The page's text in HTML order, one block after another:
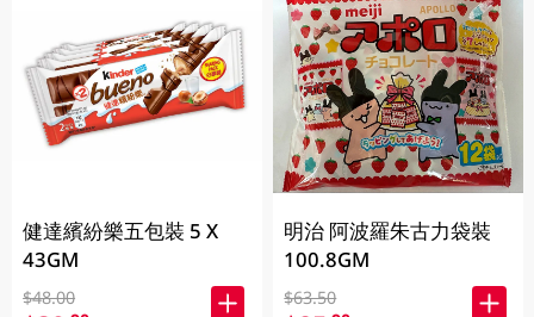
健達繽紛樂五包裝 5 X
43GM
$48.00
明治 阿波羅朱古力袋裝
100.8GM
$63.50